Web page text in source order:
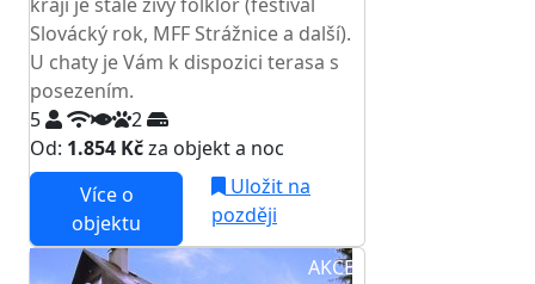
kraji je stále živý folklor (festival
Slovácký rok, MFF Strážnice a další).
U chaty je Vám k dispozici terasa s
posezením.
5
2
Od: 1.854 Kčza objekt a noc
Více o
objektu
Uložit na
později
AKCE